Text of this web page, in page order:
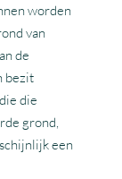
worden
van
de
bezit
die
grond,
een